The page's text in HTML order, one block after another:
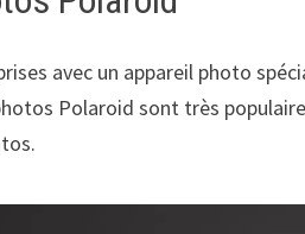
avec un appareil photo
Polaroid sont très